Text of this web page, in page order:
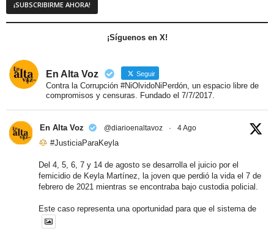
¡Síguenos en X!
En Alta Voz Seguir
Contra la Corrupción #NiOlvidoNiPerdón, un espacio libre de
compromisos y censuras. Fundado el 7/7/2017.
En Alta Voz @diarioenaltavoz · 4 Ago
#JusticiaParaKeyla
Del 4, 5, 6, 7 y 14 de agosto se desarrolla el juicio por el
femicidio de Keyla Martínez, la joven que perdió la vida el 7 de
febrero de 2021 mientras se encontraba bajo custodia policial.
Este caso representa una oportunidad para que el sistema de